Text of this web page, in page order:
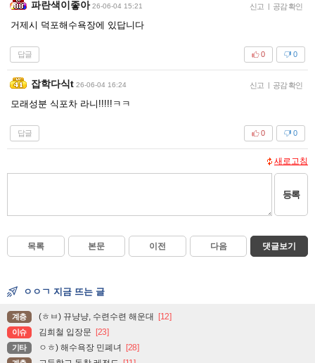
파란색이좋아 26-06-04 15:21 신고 | 공감 확인
거제시 덕포해수욕장에 있답니다
답글 0
0
잡학다식t 26-06-04 16:24 신고 | 공감 확인
모래성분 식포차 라니!!!!!ㅋㅋ
답글 0
0
새로고침
등록
목록 본문 이전 다음 댓글보기
ㅇㅇㄱ 지금 뜨는 글
계층 (ㅎㅂ) 뀨냥냥, 수련수련 해운대 [12]
이슈 김희철 입장문 [23]
기타 ㅇㅎ) 해수욕장 민폐녀 [28]